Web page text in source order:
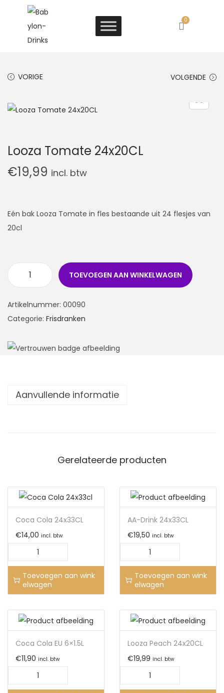
0
VORIGE VOLGENDE
Looza Tomate 24x20CL
€19,99 incl. btw
Eén bak Looza Tomate in fles bestaande uit 24 flesjes van
20cl
TOEVOEGEN AAN WINKELWAGEN
Artikelnummer: 00090
Categorie: Frisdranken
Aanvullende informatie
Gerelateerde producten
Coca Cola 24x33CL
€14,00 incl. btw
Toevoegen aan wink
elwagen
AA-Drink 24x33CL
€19,50 incl. btw
Toevoegen aan wink
elwagen
Coca Cola EU 6×1.5L
€11,90 incl. btw
Looza Peach 24x20CL
€19,99 incl. btw